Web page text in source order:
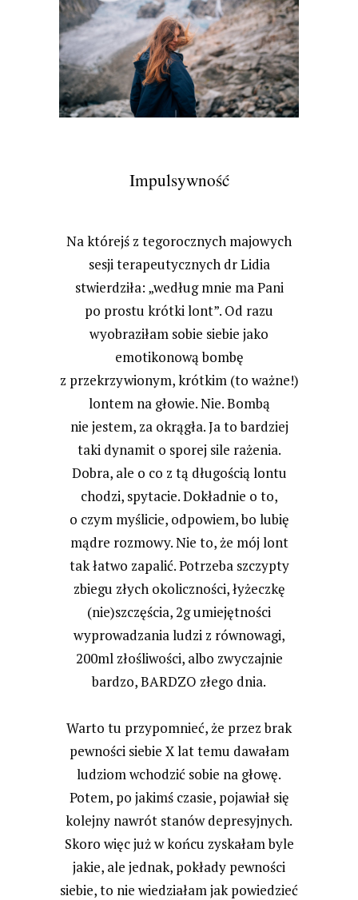
Impulsywność
Na którejś z tegorocznych majowych
sesji terapeutycznych dr Lidia
stwierdziła: „według mnie ma Pani
po prostu krótki lont”. Od razu
wyobraziłam sobie siebie jako
emotikonową bombę
z przekrzywionym, krótkim (to ważne!)
lontem na głowie. Nie. Bombą
nie jestem, za okrągła. Ja to bardziej
taki dynamit o sporej sile rażenia.
Dobra, ale o co z tą długością lontu
chodzi, spytacie. Dokładnie o to,
o czym myślicie, odpowiem, bo lubię
mądre rozmowy. Nie to, że mój lont
tak łatwo zapalić. Potrzeba szczypty
zbiegu złych okoliczności, łyżeczkę
(nie)szczęścia, 2g umiejętności
wyprowadzania ludzi z równowagi,
200ml złośliwości, albo zwyczajnie
bardzo, BARDZO złego dnia.
Warto tu przypomnieć, że przez brak
pewności siebie X lat temu dawałam
ludziom wchodzić sobie na głowę.
Potem, po jakimś czasie, pojawiał się
kolejny nawrót stanów depresyjnych.
Skoro więc już w końcu zyskałam byle
jakie, ale jednak, pokłady pewności
siebie, to nie wiedziałam jak powiedzieć